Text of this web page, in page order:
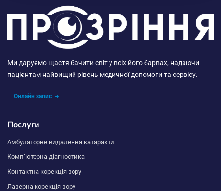
Ми даруємо щастя бачити світ у всіх його барвах, надаючи
пацієнтам найвищий рівень медичної допомоги та сервісу.
Онлайн запис
Послуги
Амбулаторне видалення катаракти
Комп’ютерна діагностика
Контактна корекція зору
Лазерна корекція зору